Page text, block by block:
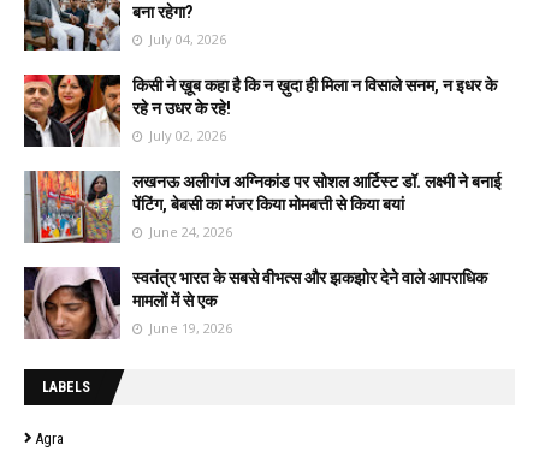
बना रहेगा?
July 04, 2026
किसी ने ख़ूब कहा है कि न ख़ुदा ही मिला न विसाले सनम, न इधर के
रहे न उधर के रहे!
July 02, 2026
लखनऊ अलीगंज अग्निकांड पर सोशल आर्टिस्ट डॉ. लक्ष्मी ने बनाई
पेंटिंग, बेबसी का मंजर किया मोमबत्ती से किया बयां
June 24, 2026
स्वतंत्र भारत के सबसे वीभत्स और झकझोर देने वाले आपराधिक
मामलों में से एक
June 19, 2026
LABELS
Agra